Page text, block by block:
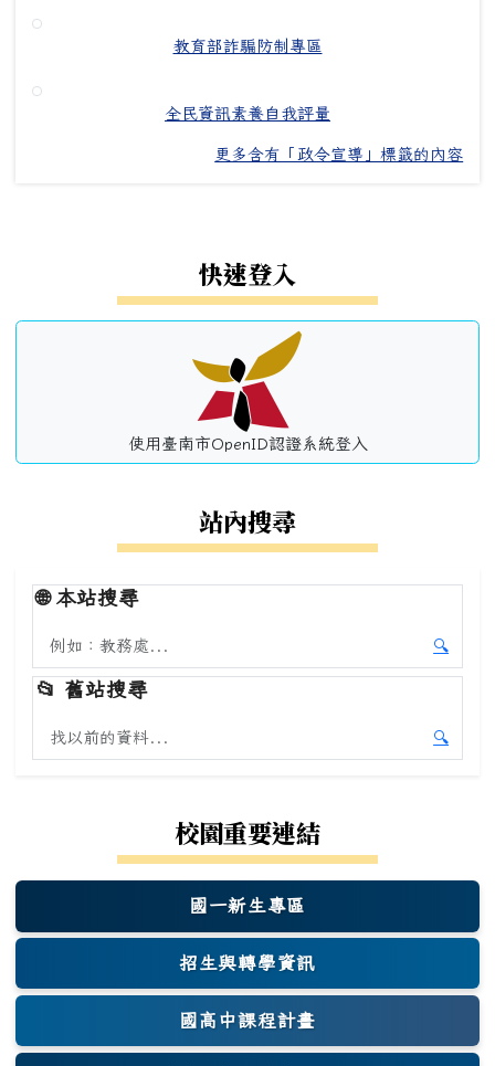
教育部詐騙防制專區
全民資訊素養自我評量
更多含有「政令宣導」標籤的內容
快速登入
使用臺南市OpenID認證系統登入
站內搜尋
🌐本站搜尋
搜尋本站內容
🔍
開始本
📂 舊站搜尋
搜尋舊站內容
🔍
開始舊
校園重要連結
國一新生專區
(另開新視窗)
招生與轉學資訊
國高中課程計畫